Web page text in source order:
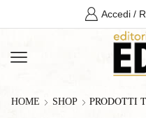
Accedi /
HOME SHOP PRODOTTI